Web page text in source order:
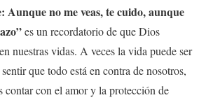
Aunque no me veas, te cuido, aunque
es un recordatorio de que Dios
nuestras vidas. A veces la vida puede ser
que todo está en contra de nosotros,
contar con el amor y la protección de